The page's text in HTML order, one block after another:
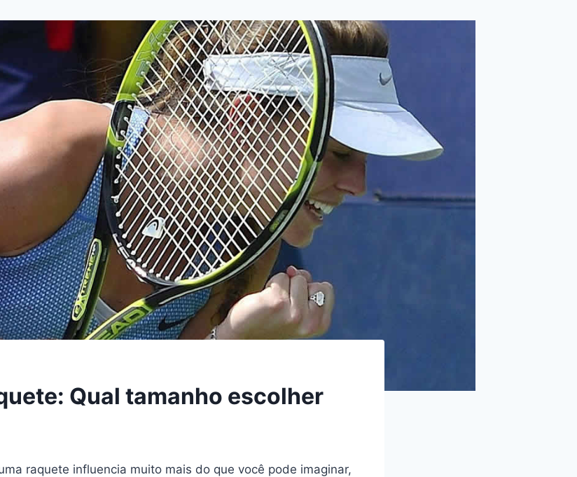
Qual tamanho escolher
raquete influencia muito mais do que você pode imaginar,